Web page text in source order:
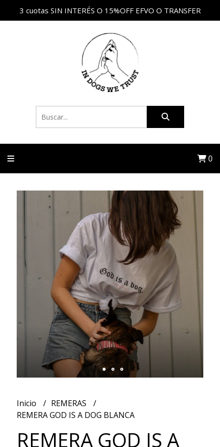
3 cuotas SIN INTERÉS O 15%OFF EFVO O TRANSFER
0
Inicio
REMERAS
REMERA GOD IS A DOG BLANCA
REMERA GOD IS A